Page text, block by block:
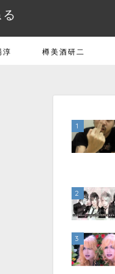
淳 樽美酒研二
1
2
3